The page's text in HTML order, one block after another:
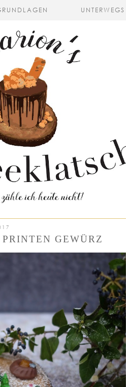
UNTERWEGS
GEWÜRZ